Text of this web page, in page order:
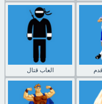
العاب قتال